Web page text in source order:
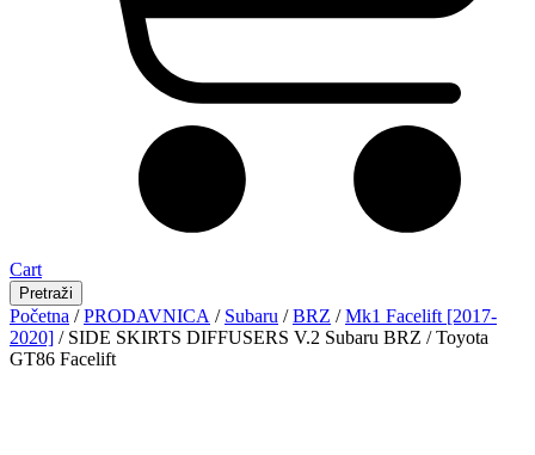
Cart
Pretraži
Početna /PRODAVNICA / Subaru /BRZ /Mk1 Facelift [2017-
2020] / SIDE SKIRTS DIFFUSERS V.2 Subaru BRZ / Toyota
GT86 Facelift